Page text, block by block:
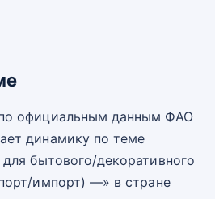
официальным данным ФАО
динамику по теме
бытового/декоративного
импорт) —» в стране